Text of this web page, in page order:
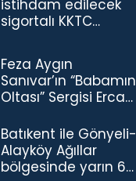
istihdam edilecek
sigortalı KKTC
maaş desteğini 35
bin TL'ye çıkardık”
Feza Aygın
Sanıvar’ın “Babamın
Oltası” Sergisi Ercan
Açıldı
Batıkent ile Gönyeli-
Alayköy Ağıllar
bölgesinde yarın 6